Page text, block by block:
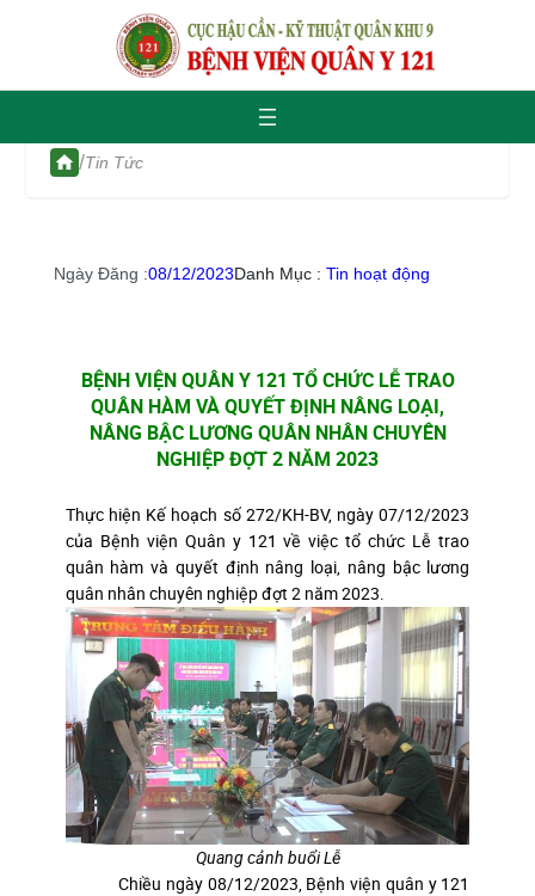
/Tin Tức
Ngày Đăng :08/12/2023Danh Mục : Tin hoạt động
BỆNH VIỆN QUÂN Y 121 TỔ CHỨC LỄ TRAO
QUÂN HÀM VÀ QUYẾT ĐỊNH NÂNG LOẠI,
NÂNG BẬC LƯƠNG QUÂN NHÂN CHUYÊN
NGHIỆP ĐỢT 2 NĂM 2023
Thực hiện Kế hoạch số 272/KH-BV, ngày 07/12/2023
của Bệnh viện Quân y 121 về việc tổ chức Lễ trao
quân hàm và quyết định nâng loại, nâng bậc lương
quân nhân chuyên nghiệp đợt 2 năm 2023.
Quang cảnh buổi Lễ
Chiều ngày 08/12/2023, Bệnh viện quân y 121